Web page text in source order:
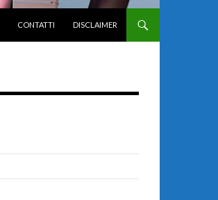
CONTATTI DISCLAIMER